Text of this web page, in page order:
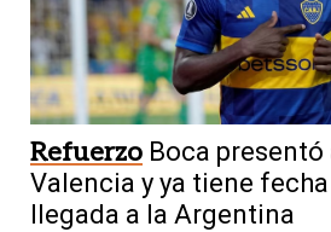
Refuerzo Boca presentó
Valencia y ya tiene fecha
llegada a la Argentina